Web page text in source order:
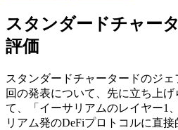
スタンダードチャー
評価
スタンダードチャータードのジ
回の発表について、先に立ち上
て、「イーサリアムのレイヤー1
リアム発のDeFiプロトコルに直